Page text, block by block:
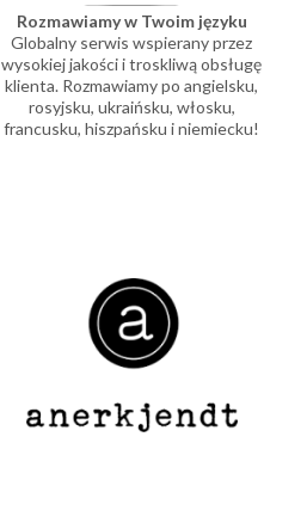
Rozmawiamy w Twoim języku
Globalny serwis wspierany przez
wysokiej jakości i troskliwą obsługę
klienta. Rozmawiamy po angielsku,
rosyjsku, ukraińsku, włosku,
francusku, hiszpańsku i niemiecku!